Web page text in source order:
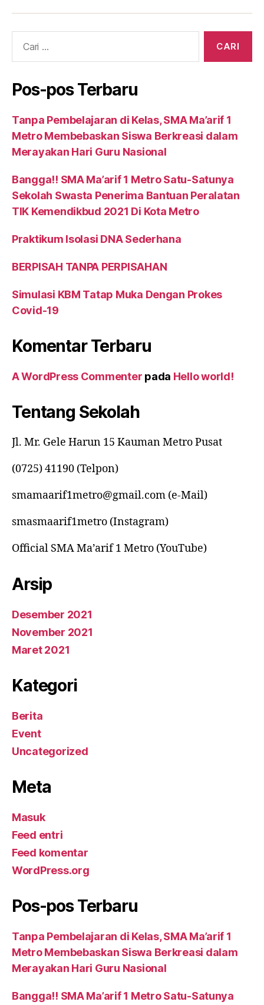
Pos-pos Terbaru
Tanpa Pembelajaran di Kelas, SMA Ma’arif 1
Metro Membebaskan Siswa Berkreasi dalam
Merayakan Hari Guru Nasional
Bangga!! SMA Ma’arif 1 Metro Satu-Satunya
Sekolah Swasta Penerima Bantuan Peralatan
TIK Kemendikbud 2021 Di Kota Metro
Praktikum Isolasi DNA Sederhana
BERPISAH TANPA PERPISAHAN
Simulasi KBM Tatap Muka Dengan Prokes
Covid-19
Komentar Terbaru
A WordPress Commenter pada Hello world!
Tentang Sekolah
Jl. Mr. Gele Harun 15 Kauman Metro Pusat
(0725) 41190 (Telpon)
smamaarif1metro@gmail.com (e-Mail)
smasmaarif1metro (Instagram)
Official SMA Ma’arif 1 Metro (YouTube)
Arsip
Desember 2021
November 2021
Maret 2021
Kategori
Berita
Event
Uncategorized
Meta
Masuk
Feed entri
Feed komentar
WordPress.org
Pos-pos Terbaru
Tanpa Pembelajaran di Kelas, SMA Ma’arif 1
Metro Membebaskan Siswa Berkreasi dalam
Merayakan Hari Guru Nasional
Bangga!! SMA Ma’arif 1 Metro Satu-Satunya